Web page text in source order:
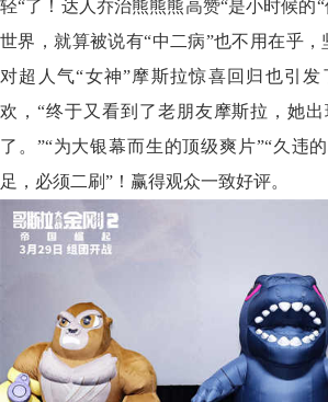
轻“了！达人乔治熊熊熊高赞“是小时候的
世界，就算被说有“中二病”也不用在乎
对超人气“女神”摩斯拉惊喜回归也引
欢，“终于又看到了老朋友摩斯拉，她
了。”“为大银幕而生的顶级爽片”“久违
足，必须二刷”！赢得观众一致好评。